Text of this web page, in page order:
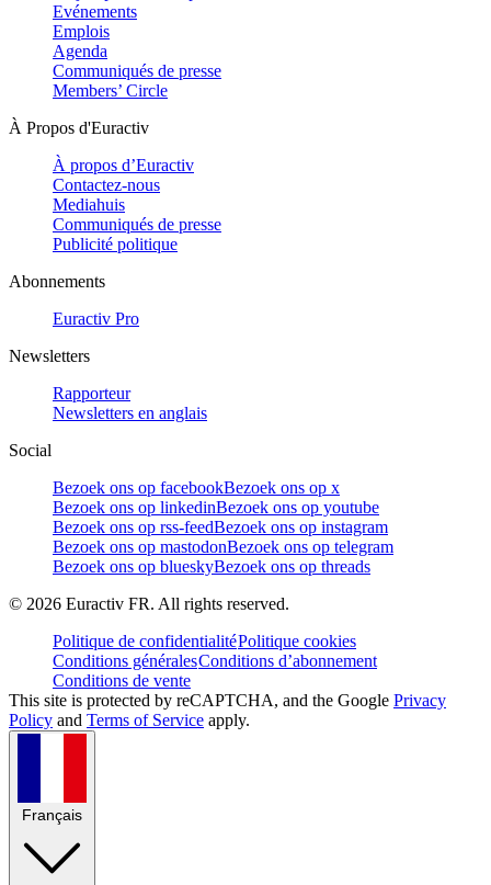
Evénements
Emplois
Agenda
Communiqués de presse
Members’ Circle
À Propos d'Euractiv
À propos d’Euractiv
Contactez-nous
Mediahuis
Communiqués de presse
Publicité politique
Abonnements
Euractiv Pro
Newsletters
Rapporteur
Newsletters en anglais
Social
Bezoek ons op facebookBezoek ons op x
Bezoek ons op linkedinBezoek ons op youtube
Bezoek ons op rss-feedBezoek ons op instagram
Bezoek ons op mastodonBezoek ons op telegram
Bezoek ons op blueskyBezoek ons op threads
© 2026 Euractiv FR. All rights reserved.
Politique de confidentialitéPolitique cookies
Conditions généralesConditions d’abonnement
Conditions de vente
This site is protected by reCAPTCHA, and the Google Privacy
Policy and Terms of Service apply.
Français